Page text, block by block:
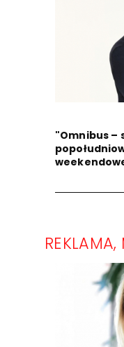
"Omnibus –
REKLAMA,